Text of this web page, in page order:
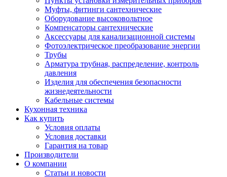
Муфты, фитинги сантехнические
Оборудование высоковольтное
Компенсаторы сантехнические
Аксессуары для канализационной системы
Фотоэлектрическое преобразование энергии
Трубы
Арматура трубная, распределение, контроль
давления
Изделия для обеспечения безопасности
жизнедеятельности
Кабельные системы
Кухонная техника
Как купить
Условия оплаты
Условия доставки
Гарантия на товар
Производители
О компании
Статьи и новости